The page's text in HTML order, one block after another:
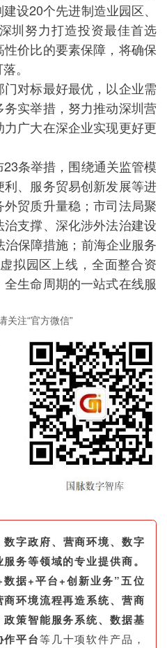
设20个先进制造业园区、
圳努力打造投资最佳首选
价比的要素保障，将确保
。
对标最好最优，以企业需
实举措，努力推动深圳营
广大在深企业实现更好更
条举措，围绕通关监管模
、服务贸易创新发展等进
贸质升量稳；市司法局聚
支撑、深化涉外法治建设
保障措施；前海企业服务
拟园区上线，全面整合资
生命周期的一站式在线服
关注“官方微信”
数字政府、营商环境、数字
务等领域的专业提供商。
据+平台+创新业务”五位
环境流程再造系统、营商
策智能服务系统、数据基
平台等几十项软件产品，